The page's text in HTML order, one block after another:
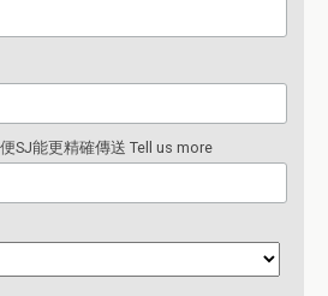
SJ能更精確傳送 Tell us more